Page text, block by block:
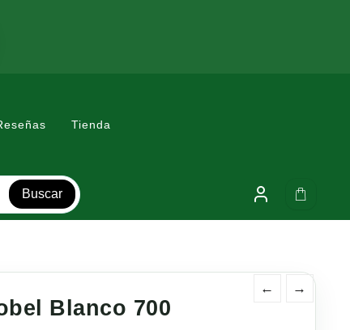
Tienda
Buscar
← →
Blanco 700